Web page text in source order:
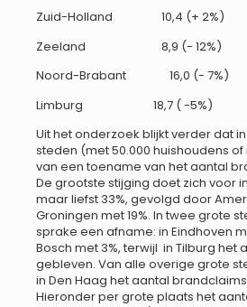
Zuid-Holland 10,4 (+ 2%)
Zeeland 8,9 (- 12%)
Noord-Brabant 16,0 (- 7%)
Limburg 18,7 ( -5%)
Uit het onderzoek blijkt verder dat
steden (met 50.000 huishoudens
van een toename van het aantal
De grootste stijging doet zich voor
maar liefst 33%, gevolgd door
Groningen met 19%. In twee grote
sprake een afname: in Eindhoven
Bosch met 3%, terwijl in Tilburg het
gebleven. Van alle overige grote
in Den Haag het aantal
Hieronder per grote plaats het